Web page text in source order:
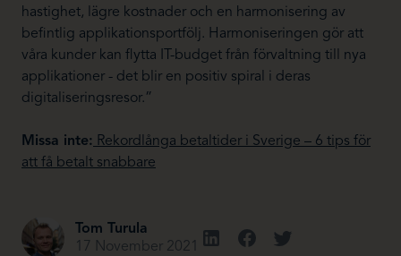
hastighet, lägre kostnader och en harmonisering av
befintlig applikationsportfölj. Harmoniseringen gör att
våra kunder kan flytta IT-budget från förvaltning till nya
applikationer - det blir en positiv spiral i deras
digitaliseringsresor.”
Missa inte: Rekordlånga betaltider i Sverige – 6 tips för
att få betalt snabbare
Tom Turula
17 November 2021